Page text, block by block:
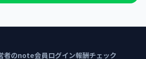
者のnote会員ログイン報酬チェック